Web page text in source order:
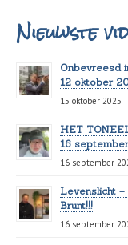
Nieuwste
Onbevreesd
12 oktober
15 oktober 2025
HET
16
16 september
Levenslicht
Brunt!!!
16 september